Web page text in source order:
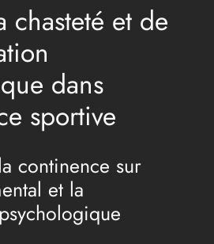
chasteté et de
dans
sportive
continence sur
et la